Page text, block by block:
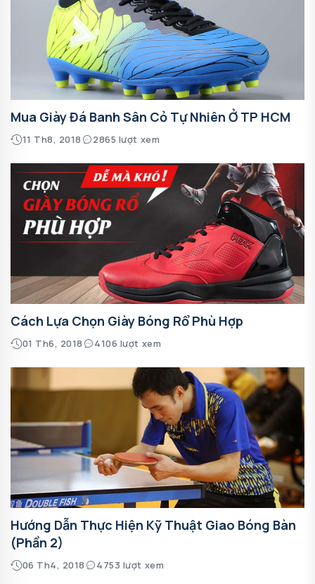
Mua Giày Đá Banh Sân Cỏ Tự Nhiên Ở TP HCM
11 Th8, 2018 2865 lượt xem
Cách Lựa Chọn Giày Bóng Rổ Phù Hợp
01 Th6, 2018 4106 lượt xem
Hướng Dẫn Thực Hiện Kỹ Thuật Giao Bóng Bàn
(phần 2)
06 Th4, 2018 4753 lượt xem